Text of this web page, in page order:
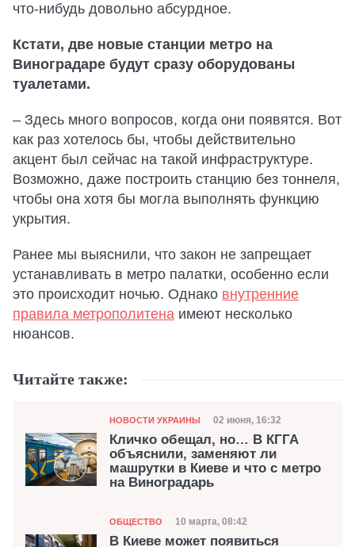
что-нибудь довольно абсурдное.
Кстати, две новые станции метро на
Виноградаре будут сразу оборудованы
туалетами.
– Здесь много вопросов, когда они появятся. Вот
как раз хотелось бы, чтобы действительно
акцент был сейчас на такой инфраструктуре.
Возможно, даже построить станцию без тоннеля,
чтобы она хотя бы могла выполнять функцию
укрытия.
Ранее мы выяснили, что закон не запрещает
устанавливать в метро палатки, особенно если
это происходит ночью. Однако внутренние
правила метрополитена имеют несколько
нюансов.
Читайте также:
Категория
НОВОСТИ УКРАИНЫ Дата публикации
02 июня, 16:32
Кличко обещал, но… В КГГА
объяснили, заменяют ли
машрутки в Киеве и что с метро
на Виноградарь
Категория
ОБЩЕСТВО Дата публикации
10 марта, 08:42
В Киеве может появиться